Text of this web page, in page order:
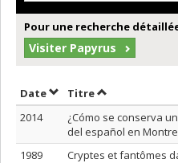
Pour une recherche
Visiter Papyrus
DateTrier par date en ordre
TitreTrier par titre
2014
¿Cómo se conserva
del español en
1989
Cryptes et fantômes